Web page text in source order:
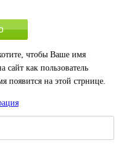
чтобы Ваше имя
сайт как пользователь
появится на этой стрнице.